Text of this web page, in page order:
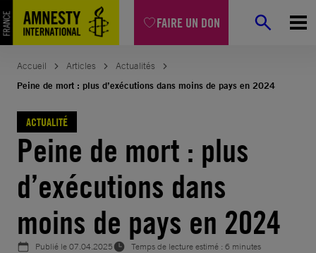
FAIRE UN DON
Aller
au
contenu
Accueil Articles
Actualités
Peine de mort : plus d’exécutions dans moins de pays en 2024
ACTUALITÉ
Peine de mort : plus
d’exécutions dans
moins de pays en 2024
Publié le07.04.2025
Temps de lecture estimé : 6 minutes